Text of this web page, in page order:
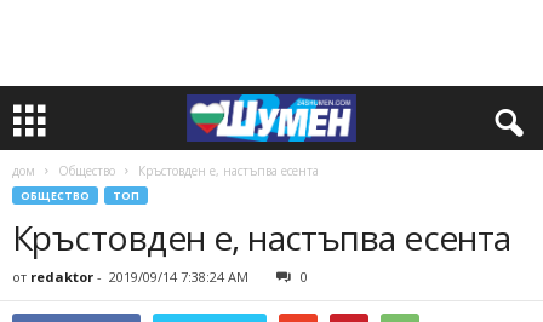
дом Общество Кръстовден е, настъпва есента
ОБЩЕСТВО ТОП
Кръстовден е, настъпва есента
от redaktor - 2019/09/14 7:38:24 AM 0